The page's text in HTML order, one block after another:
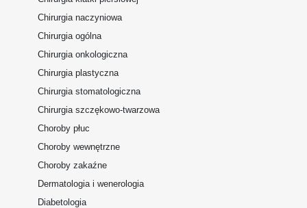
Chirurgia naczyniowa
Chirurgia ogólna
Chirurgia onkologiczna
Chirurgia plastyczna
Chirurgia stomatologiczna
Chirurgia szczękowo-twarzowa
Choroby płuc
Choroby wewnętrzne
Choroby zakaźne
Dermatologia i wenerologia
Diabetologia